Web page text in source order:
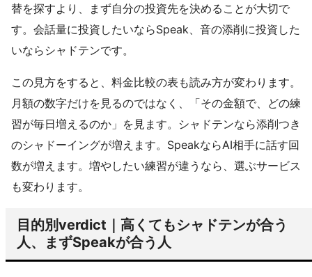
替を探すより、まず自分の投資先を決めることが大切で
す。会話量に投資したいならSpeak、音の添削に投資した
いならシャドテンです。
この見方をすると、料金比較の表も読み方が変わります。
月額の数字だけを見るのではなく、「その金額で、どの練
習が毎日増えるのか」を見ます。シャドテンなら添削つき
のシャドーイングが増えます。SpeakならAI相手に話す回
数が増えます。増やしたい練習が違うなら、選ぶサービス
も変わります。
目的別verdict｜高くてもシャドテンが合う
人、まずSpeakが合う人